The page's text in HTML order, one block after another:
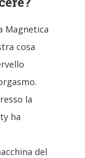
Magnetica
cosa
la
ha
del